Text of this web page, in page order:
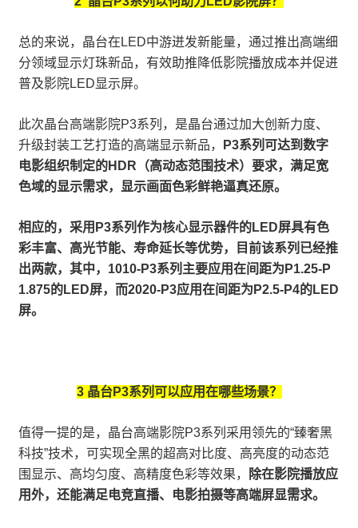
总的来说，晶台在LED中游迸发新能量，通过推出高端细
分领域显示灯珠新品，有效助推降低影院播放成本并促进
普及影院LED显示屏。
此次晶台高端影院P3系列，是晶台通过加大创新力度、
升级封装工艺打造的高端显示新品，
P3系列可达到数字
电影组织制定的HDR（高动态范围技术）要求，满足宽
色域的显示需求，显示画面色彩鲜艳逼真还原。
相应的，采用P3系列作为核心显示器件的LED屏具有色
彩丰富、高光节能、寿命延长等优势，目前该系列已经推
出两款，其中，1010-P3系列主要应用在间距为P1.25-P
1.875的LED屏，而2020-P3应用在间距为P2.5-P4的LED
屏。
3 晶台P3系列可以应用在哪些场景？
值得一提的是，晶台高端影院P3系列采用领先的“臻奢黑
科技”技术，可实现全黑的超高对比度、高亮度的动态范
围显示、高均匀度、高精度色彩等效果，
除在影院播放应
用外，还能满足电竞直播、电影拍摄等高端屏显需求。